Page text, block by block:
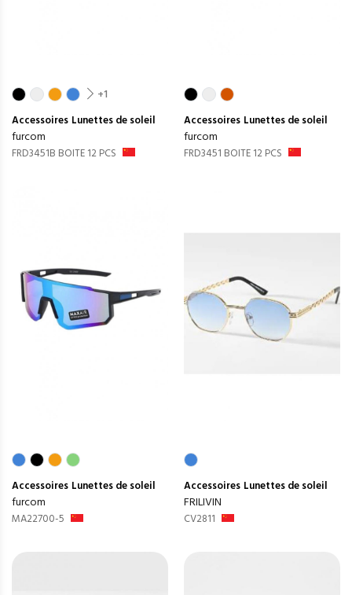
+1
Accessoires Lunettes de soleil
furcom
FRD3451B BOITE 12 PCS
Accessoires Lunettes de soleil
furcom
FRD3451 BOITE 12 PCS
Accessoires Lunettes de soleil
furcom
MA22700-5
Accessoires Lunettes de soleil
FRILIVIN
CV2811